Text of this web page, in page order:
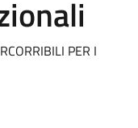
PER I